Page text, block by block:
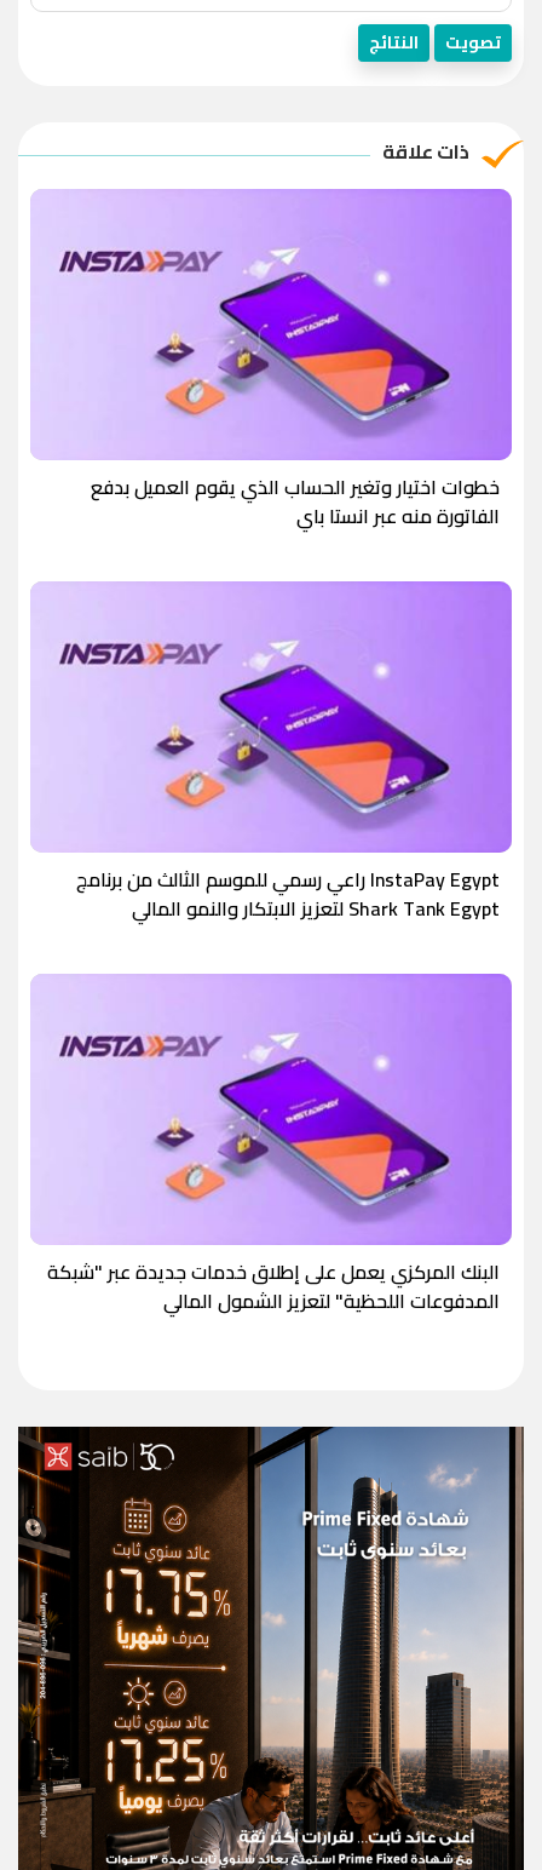
تصويت النتائج
ذات علاقة
خطوات اختيار وتغير الحساب الذي يقوم العميل بدفع
الفاتورة منه عبر انستا باي
‏InstaPay Egypt راعي رسمي للموسم الثالث من برنامج
Shark Tank Egypt لتعزيز الابتكار والنمو المالي
البنك المركزي يعمل على إطلاق خدمات جديدة عبر "شبكة
المدفوعات اللحظية" لتعزيز الشمول المالي